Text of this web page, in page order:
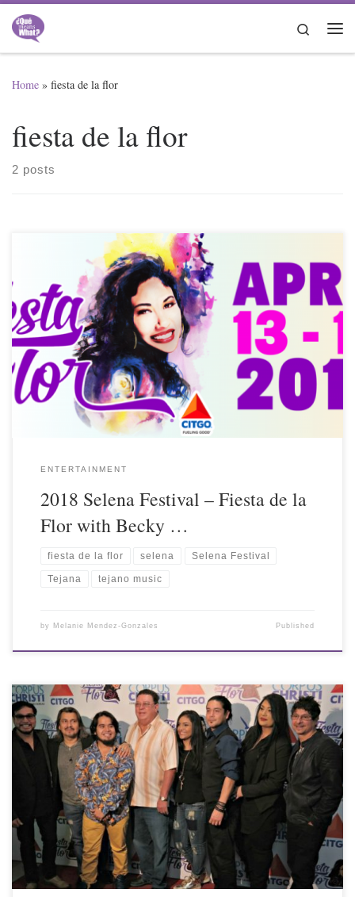
Skip to content
Search
Home » fiesta de la flor
fiesta de la flor
2 posts
ENTERTAINMENT
2018 Selena Festival – Fiesta de la
Flor with Becky …
fiesta de la flor selena Selena Festival
Tejana tejano music
by Melanie Mendez-Gonzales Published